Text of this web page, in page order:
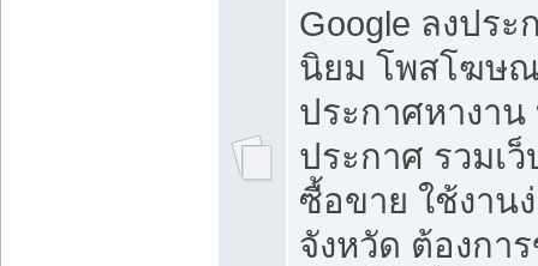
Google ลงปร
นิยม โพสโฆษ
ประกาศหางาน
ประกาศ รวมเ
ซื้อขาย ใช้งาน
จังหวัด ต้องกา